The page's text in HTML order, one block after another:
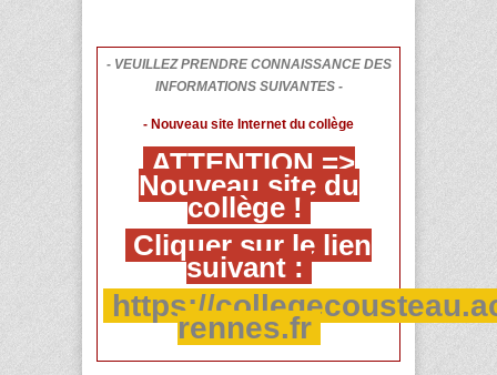
- VEUILLEZ PRENDRE CONNAISSANCE DES
INFORMATIONS SUIVANTES -
- Nouveau site Internet du collège
ATTENTION =>
Nouveau site du
collège !
Cliquer sur le lien
suivant :
https://
rennes.fr